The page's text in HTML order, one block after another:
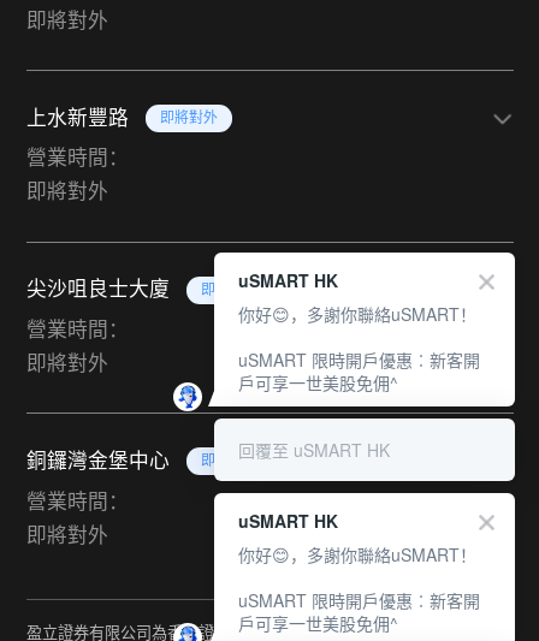
即將對外
上水新豐路 即將對外
營業時間：
即將對外
尖沙咀良士大廈 即將對外
營業時間：
即將對外
銅鑼灣金堡中心 即將對外
營業時間：
即將對外
盈立證券有限公司為香港證監會持牌法團（中央編號：
uSMART HK
你好😊，多謝你聯絡uSMART！
uSMART 限時開戶優惠︰新客開
戶可享一世美股免佣^
回覆至 uSMART HK
uSMART HK
你好😊，多謝你聯絡uSMART！
uSMART 限時開戶優惠︰新客開
戶可享一世美股免佣^